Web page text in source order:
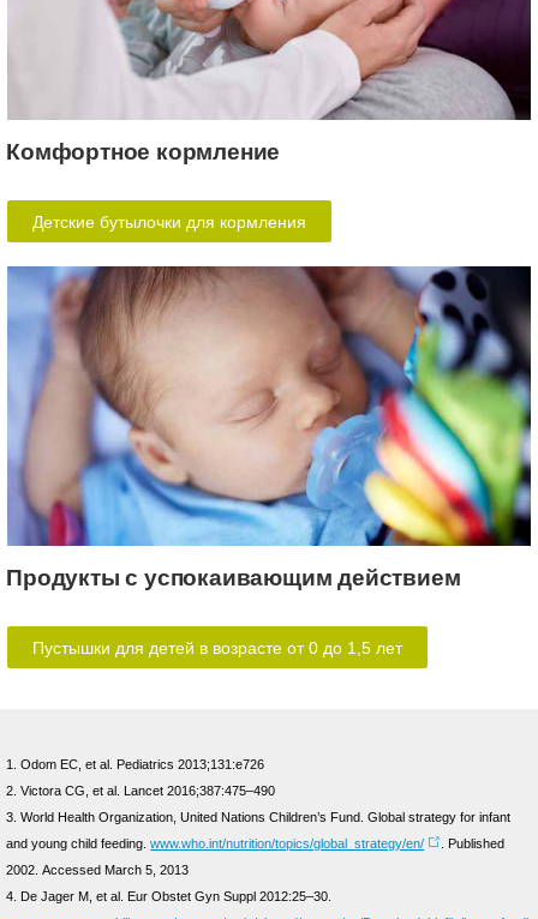
Комфортное кормление
Детские бутылочки для кормления
Продукты с успокаивающим действием
Пустышки для детей в возрасте от 0 до 1,5 лет
1. Odom EC, et al. Pediatrics 2013;131:e726
2. Victora CG, et al. Lancet 2016;387:475–490
3. World Health Organization, United Nations Children’s Fund. Global strategy for infant
and young child feeding.www.who.int/nutrition/topics/global_strategy/en/
. Published
2002. Accessed March 5, 2013
4. De Jager M, et al. Eur Obstet Gyn Suppl 2012:25–30.